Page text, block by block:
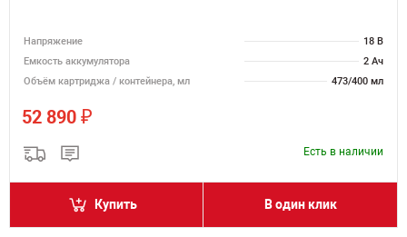
Напряжение
18 В
Емкость аккумулятора
2 Ач
Объём картриджа / контейнера, мл
473/400 мл
52 890 ₽
Есть в наличии
Купить В один клик